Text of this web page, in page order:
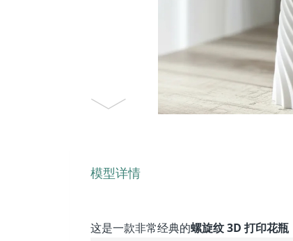
模型详情
这是一款非常经典的螺旋纹 3D 打印花瓶